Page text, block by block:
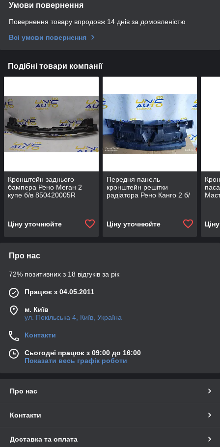
Умови повернення
Повернення товару впродовж 14 днів за домовленістю
Всі умови повернення
Подібні товари компанії
Кронштейн заднього
бампера Рено Меган 2
купе б/в 850420005R
Ціну уточнюйте
Передня панель
кронштейн решітки
радіатора Рено Канго 2 б/
Ціну уточнюйте
Про нас
72% позитивних з 18 відгуків за рік
Працює з 04.05.2011
м. Київ
ул. Покільська 4, Київ, Україна
Контакти
Сьогодні працює з 09:00 до 16:00
Показати весь графік роботи
Про нас
Контакти
Доставка та оплата